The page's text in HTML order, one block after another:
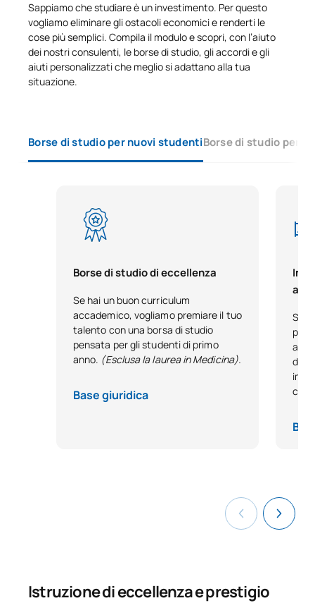
Sappiamo che studiare è un investimento. Per questo
vogliamo eliminare gli ostacoli economici e renderti le
cose più semplici. Compila il modulo e scopri, con l’aiuto
dei nostri consulenti, le borse di studio, gli accordi e gli
aiuti personalizzati che meglio si adattano alla tua
situazione.
Borse di studio per nuovi studentiBorse di studio per
Borse di studio di eccellenza
Se hai un buon curriculum
accademico, vogliamo premiare il tuo
talento con una borsa di studio
pensata per gli studenti di primo
anno. (Esclusa la laurea in Medicina).
Base giuridica
Se
con
Istruzione di eccellenza e prestigio